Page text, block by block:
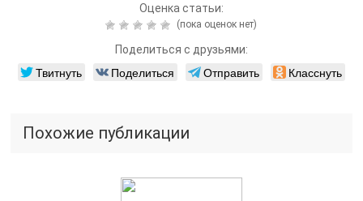
Оценка статьи:
(пока оценок нет)
Поделиться с друзьями:
Твитнуть Поделиться Отправить Класснуть
Похожие публикации